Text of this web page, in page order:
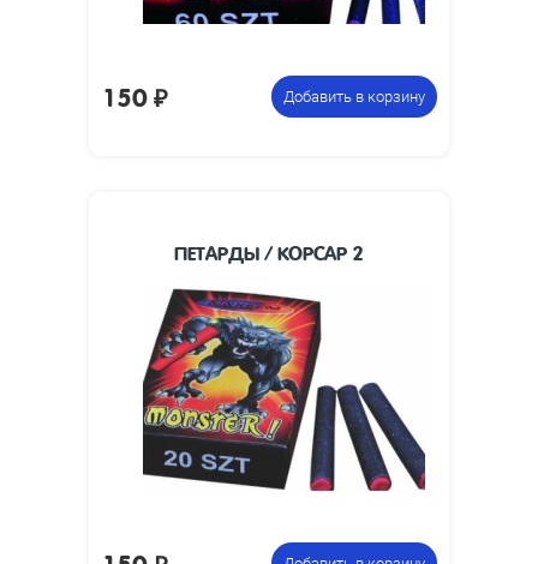
150₽ Добавить в корзину
ПЕТАРДЫ / КОРСАР 2
Размеры изделия, мм:
38 х 7
Упаковка из 100
петард